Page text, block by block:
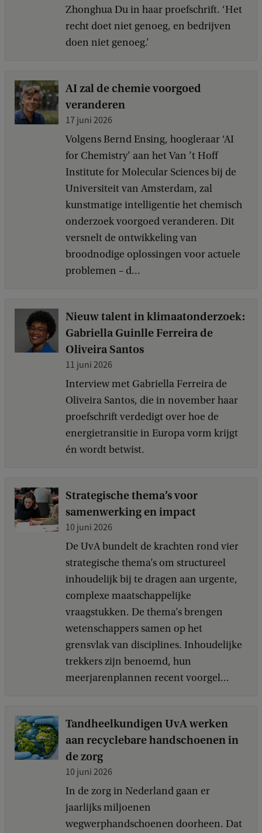
Zhonghua Du in haar proefschrift. ‘Het
recht doet niet genoeg, en bedrijven
doen niet genoeg.’
AI zal de chemie voorgoed
veranderen
17 juni 2026
Volgens Bernd Ensing, hoogleraar ‘AI
for Chemistry’ aan het Van ’t Hoff
Institute for Molecular Sciences bij de
Universiteit van Amsterdam, zal
kunstmatige intelligentie het chemisch
onderzoek voorgoed veranderen. Dit
versnelt de ontwikkeling van
broodnodige oplossingen voor actuele
problemen – d...
Nieuw talent in klimaatonderzoek:
Gabriella Guinlle Ferreira de
Oliveira Santos
11 juni 2026
Interview met Gabriella Ferreira de
Oliveira Santos, die in november haar
proefschrift verdedigt over hoe de
energietransitie in Europa vorm krijgt
én wordt betwist.
Strategische thema’s voor
samenwerking en impact
10 juni 2026
De UvA bundelt de krachten rond vier
strategische thema’s om structureel
inhoudelijk bij te dragen aan urgente,
complexe maatschappelijke
vraagstukken. De thema’s brengen
wetenschappers samen op het
grensvlak van disciplines. Inhoudelijke
trekkers zijn benoemd, hun
meerjarenplannen recent voorgel...
Tandheelkundigen UvA werken
aan recyclebare handschoenen in
de zorg
10 juni 2026
In de zorg in Nederland gaan er
jaarlijks miljoenen
wegwerphandschoenen doorheen. Dat